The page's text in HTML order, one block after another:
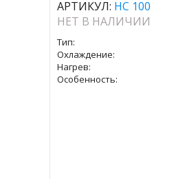
АРТИКУЛ: HC 100
НЕТ В НАЛИЧИИ
Тип:
Охлаждение:
Нагрев:
Особенность: